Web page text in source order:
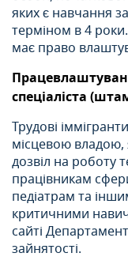
яких є навчання
терміном в 4
має право
спеціаліста
Трудові
місцевою владою,
дозвіл на роботу
працівникам
педіатрам та
критичними
сайті
зайнятості.